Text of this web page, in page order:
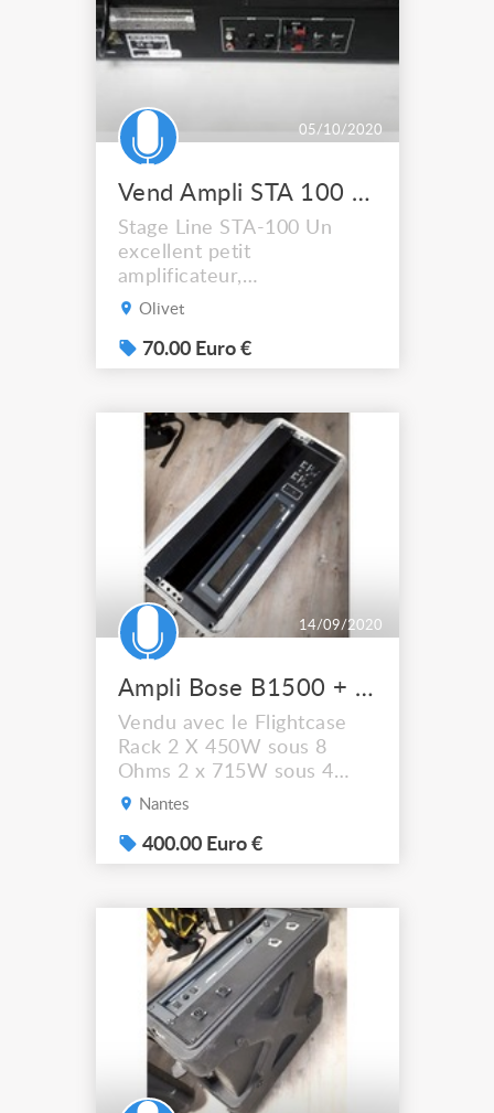
sy...
05/10/2020
Vend Ampli STA 100 IMG STAGE LINE
Stage Line STA-100 Un
excellent petit
amplificateur,
refroidissement avec deux
l'intérieur de l'amplis, pas
de ventilateur qui fait du
souci, avec des protections,
surcharge musical Clip.
Tout est en métal, du solide
! deux unités de hauteur en
rac...
Olivet
70.00 Euro €
14/09/2020
Ampli Bose B1500 + Flightcase
Vendu avec le Flightcase
Rack 2 X 450W sous 8
Ohms 2 x 715W sous 4
Ohms 2 X 1105W sous 2
Ohms 1 X 2050W sous 4
Ohms Entrées XLR, Sorties
Largeur : 540.00mm x
Longueur : 680.00mm x
Hauteur : 120.00mm
Consommation : 1800 W en
monophasé
Nantes
400.00 Euro €